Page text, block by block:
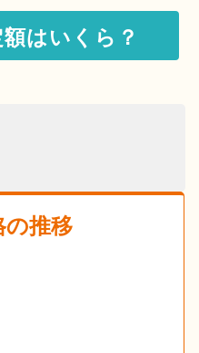
はいくら？
の推移